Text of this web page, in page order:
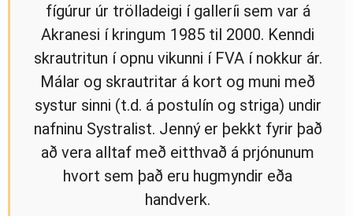
fígúrur úr trölladeigi í galleríi sem var á
Akranesi í kringum 1985 til 2000. Kenndi
skrautritun í opnu vikunni í FVA í nokkur ár.
Málar og skrautritar á kort og muni með
systur sinni (t.d. á postulín og striga) undir
nafninu Systralist. Jenný er þekkt fyrir það
að vera alltaf með eitthvað á prjónunum
hvort sem það eru hugmyndir eða
handverk.